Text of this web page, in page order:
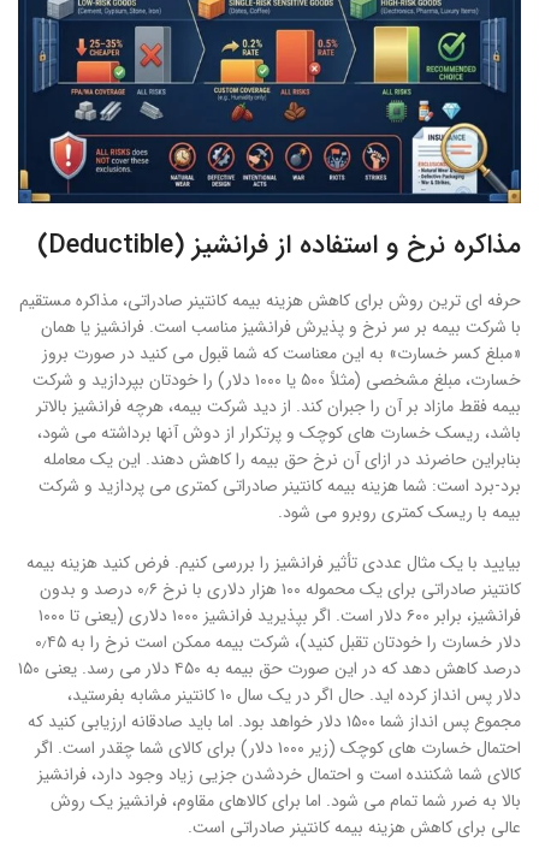
مذاکره نرخ و استفاده از فرانشیز (Deductible)
حرفه ای ترین روش برای کاهش هزینه بیمه کانتینر صادراتی، مذاکره مستقیم
با شرکت بیمه بر سر نرخ و پذیرش فرانشیز مناسب است. فرانشیز یا همان
«مبلغ کسر خسارت» به این معناست که شما قبول می کنید در صورت بروز
خسارت، مبلغ مشخصی (مثلاً ۵۰۰ یا ۱۰۰۰ دلار) را خودتان بپردازید و شرکت
بیمه فقط مازاد بر آن را جبران کند. از دید شرکت بیمه، هرچه فرانشیز بالاتر
باشد، ریسک خسارت های کوچک و پرتکرار از دوش آنها برداشته می شود،
بنابراین حاضرند در ازای آن نرخ حق بیمه را کاهش دهند. این یک معامله
برد-برد است: شما هزینه بیمه کانتینر صادراتی کمتری می پردازید و شرکت
بیمه با ریسک کمتری روبرو می شود.
بیایید با یک مثال عددی تأثیر فرانشیز را بررسی کنیم. فرض کنید هزینه بیمه
کانتینر صادراتی برای یک محموله ۱۰۰ هزار دلاری با نرخ ۰٫۶ درصد و بدون
فرانشیز، برابر ۶۰۰ دلار است. اگر بپذیرید فرانشیز ۱۰۰۰ دلاری (یعنی تا ۱۰۰۰
دلار خسارت را خودتان تقبل کنید)، شرکت بیمه ممکن است نرخ را به ۰٫۴۵
درصد کاهش دهد که در این صورت حق بیمه به ۴۵۰ دلار می رسد. یعنی ۱۵۰
دلار پس انداز کرده اید. حال اگر در یک سال ۱۰ کانتینر مشابه بفرستید،
مجموع پس انداز شما ۱۵۰۰ دلار خواهد بود. اما باید صادقانه ارزیابی کنید که
احتمال خسارت های کوچک (زیر ۱۰۰۰ دلار) برای کالای شما چقدر است. اگر
کالای شما شکننده است و احتمال خردشدن جزیی زیاد وجود دارد، فرانشیز
بالا به ضرر شما تمام می شود. اما برای کالاهای مقاوم، فرانشیز یک روش
عالی برای کاهش هزینه بیمه کانتینر صادراتی است.